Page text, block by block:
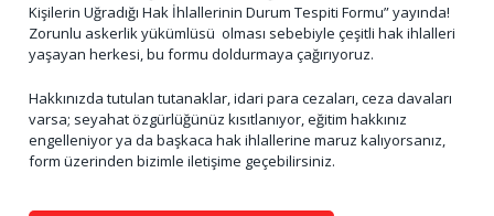
Kişilerin Uğradığı Hak İhlallerinin Durum Tespiti Formu” yayında!
Zorunlu askerlik yükümlüsü olması sebebiyle çeşitli hak ihlalleri
yaşayan herkesi, bu formu doldurmaya çağırıyoruz.
Hakkınızda tutulan tutanaklar, idari para cezaları, ceza davaları
varsa; seyahat özgürlüğünüz kısıtlanıyor, eğitim hakkınız
engelleniyor ya da başkaca hak ihlallerine maruz kalıyorsanız,
form üzerinden bizimle iletişime geçebilirsiniz.